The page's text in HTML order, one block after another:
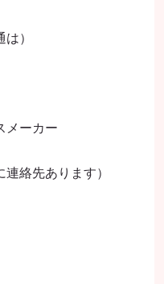
）
メーカー
絡先あります）